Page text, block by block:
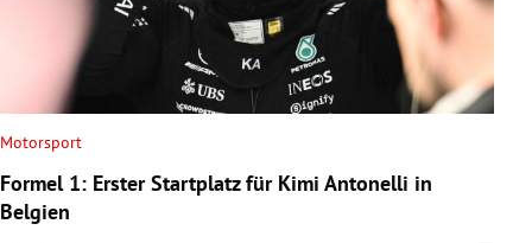
Motorsport
Formel 1: Erster Startplatz für Kimi Antonelli in
Belgien